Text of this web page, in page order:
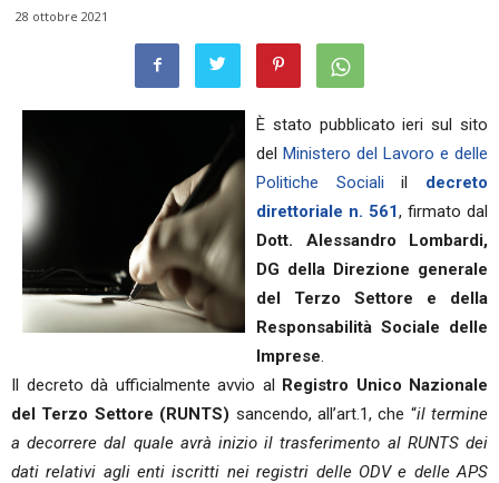
28 ottobre 2021
È stato pubblicato ieri sul sito
del Ministero del Lavoro e delle
Politiche Sociali il decreto
direttoriale n. 561, firmato dal
Dott. Alessandro Lombardi,
DG della Direzione generale
del Terzo Settore e della
Responsabilità Sociale delle
Imprese.
Il decreto dà ufficialmente avvio al Registro Unico Nazionale
del Terzo Settore (RUNTS) sancendo, all’art.1, che “il termine
a decorrere dal quale avrà inizio il trasferimento al RUNTS dei
dati relativi agli enti iscritti nei registri delle ODV e delle APS